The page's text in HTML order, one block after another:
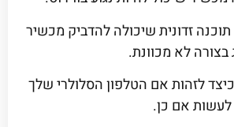
תוכנה זדונית שיכולה להדביק מכשיר
בצורה לא מכוונת.
לזהות אם הטלפון הסלולרי שלך
לעשות אם כן.